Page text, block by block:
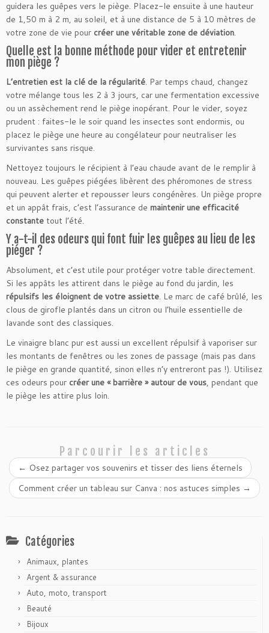
guidera les guêpes vers le piège. Placez-le ensuite à une hauteur
de 1,50 m à 2 m, au soleil, et à une distance de 5 à 10 mètres de
votre zone de vie pour créer une véritable zone de déviation.
Quelle est la bonne méthode pour vider et entretenir
mon piège ?
L’entretien est la clé de la régularité. Par temps chaud, changez
votre mélange tous les 2 à 3 jours, car une fermentation excessive
ou un assèchement rend le piège inopérant. Pour le vider, soyez
prudent : faites-le le soir quand les insectes sont endormis, ou
placez le piège une heure au congélateur pour neutraliser les
survivantes sans risque.
Nettoyez toujours le récipient à l’eau chaude avant de le remplir à
nouveau. Les guêpes piégées libèrent des phéromones de stress
qui peuvent alerter et repousser leurs congénères. Un piège propre
et un appât frais, c’est l’assurance de maintenir une efficacité
constante tout l’été.
Y a-t-il des odeurs qui font fuir les guêpes au lieu de les
piéger ?
Absolument, et c’est utile pour protéger votre table directement.
Si les appâts les attirent dans le piège au fond du jardin, les
répulsifs les éloignent de votre assiette. Le marc de café brûlé, les
clous de girofle plantés dans un citron ou l’huile essentielle de
lavande sont des classiques.
Le vinaigre blanc pur est aussi un excellent répulsif à vaporiser sur
les montants de fenêtres ou les zones de passage (mais pas dans
le piège en grande quantité, sinon elles n’y entreront pas !). Utilisez
ces odeurs pour créer une « barrière » autour de vous, pendant que
le piège les attire plus loin.
Parcourir les articles
← Osez partager vos souvenirs et tisser des liens éternels
Comment créer un tableau sur Canva : nos astuces simples →
Catégories
Animaux, plantes
Argent & assurance
Auto, moto, transport
Beauté
Bijoux